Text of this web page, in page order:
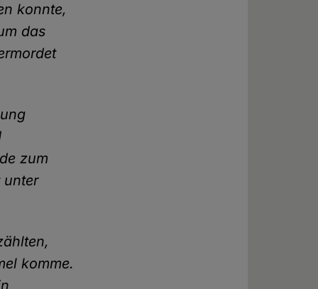
konnte,
das
zum
unter
komme.